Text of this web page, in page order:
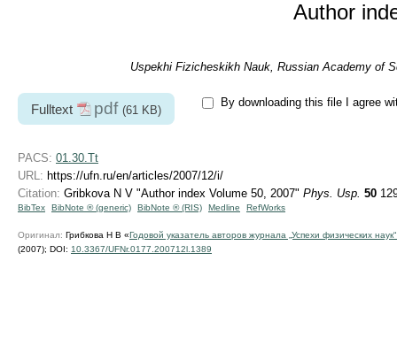
Author
Uspekhi Fizicheskikh Nauk, Russian Academy of
Fulltext pdf (61 KB)
By downloading this file I agree
PACS: 01.30.Tt
URL: https://ufn.ru/en/articles/2007/12/i/
Citation: Gribkova N V "Author index Volume 50, 2007" Phys. Usp. 50
BibTex BibNote ® (generic) BibNote ® (RIS) Medline RefWorks
Оригинал: Грибкова Н В «Годовой указатель авторов журнала „Успехи физических
(2007); DOI: 10.3367/UFNr.0177.200712l.1389